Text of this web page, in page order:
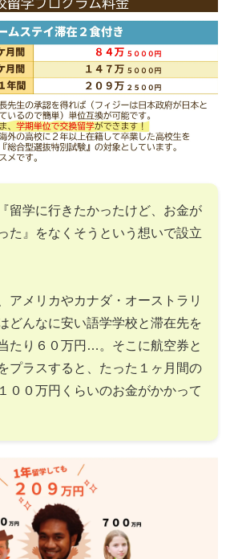
留学に行きたかったけど、お金が
た』をなくそうという想いで設立
アメリカやカナダ・オーストラリ
どんなに安い語学学校と滞在先を
たり６０万円…。そこに航空券と
プラスすると、たった１ヶ月間の
００万円くらいのお金がかかって